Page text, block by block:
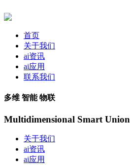
首页
关于我们
ai资讯
ai应用
联系我们
多维 智能 物联
Multidimensional Smart Union
关于我们
ai资讯
ai应用